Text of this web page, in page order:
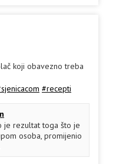
koji obavezno treba
#recepti
je rezultat toga što je
osoba, promijenio